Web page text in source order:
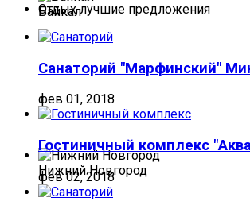
Байкал
Нижний Новгород
Отдых лучшие предложения
Санаторий "Марфинский"
фев 01, 2018
Гостиничный комплекс
фев 02, 2018